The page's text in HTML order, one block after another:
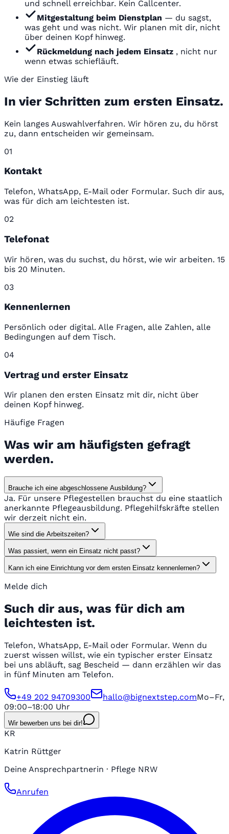
und schnell erreichbar. Kein Callcenter.
Mitgestaltung beim Dienstplan — du sagst,
was geht und was nicht. Wir planen mit dir, nicht
über deinen Kopf hinweg.
Rückmeldung nach jedem Einsatz , nicht nur
wenn etwas schiefläuft.
Wie der Einstieg läuft
In vier Schritten zum ersten Einsatz.
Kein langes Auswahlverfahren. Wir hören zu, du hörst
zu, dann entscheiden wir gemeinsam.
01
Kontakt
Telefon, WhatsApp, E-Mail oder Formular. Such dir aus,
was für dich am leichtesten ist.
02
Telefonat
Wir hören, was du suchst, du hörst, wie wir arbeiten. 15
bis 20 Minuten.
03
Kennenlernen
Persönlich oder digital. Alle Fragen, alle Zahlen, alle
Bedingungen auf dem Tisch.
04
Vertrag und erster Einsatz
Wir planen den ersten Einsatz mit dir, nicht über
deinen Kopf hinweg.
Häufige Fragen
Was wir am häufigsten gefragt
werden.
Brauche ich eine abgeschlossene Ausbildung?
Ja. Für unsere Pflegestellen brauchst du eine staatlich
anerkannte Pflegeausbildung. Pflegehilfskräfte stellen
wir derzeit nicht ein.
Wie sind die Arbeitszeiten?
Was passiert, wenn ein Einsatz nicht passt?
Kann ich eine Einrichtung vor dem ersten Einsatz kennenlernen?
Melde dich
Such dir aus, was für dich am
leichtesten ist.
Telefon, WhatsApp, E-Mail oder Formular. Wenn du
zuerst wissen willst, wie ein typischer erster Einsatz
bei uns abläuft, sag Bescheid — dann erzählen wir das
in fünf Minuten am Telefon.
+49 202 94709300 hallo@bignextstep.comMo–Fr,
09:00–18:00 Uhr
Wir bewerben uns bei dir!
KR
Katrin Rüttger
Deine Ansprechpartnerin · Pflege NRW
Anrufen